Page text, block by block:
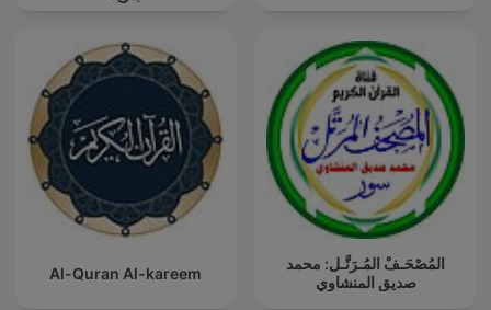
Al-Quran Al-kareem
المُصْحَـفْ المُـرَتَّـل: محمد
صديق المنشاوي